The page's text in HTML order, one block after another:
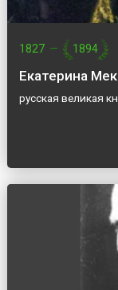
1827 — 1894
Екатерина
русская великая